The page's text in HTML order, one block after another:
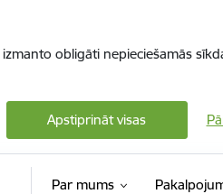
obligāti nepieciešamās
Apstiprināt visas
Par mums